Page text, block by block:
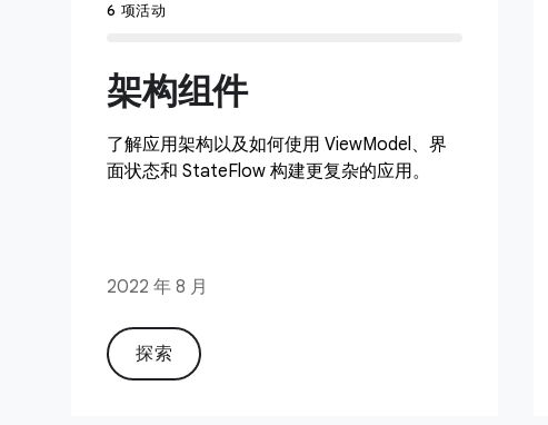
6 项活动
架构组件
了解应用架构以及如何使用 ViewModel、界
面状态和 StateFlow 构建更复杂的应用。
2022 年 8 月
探索